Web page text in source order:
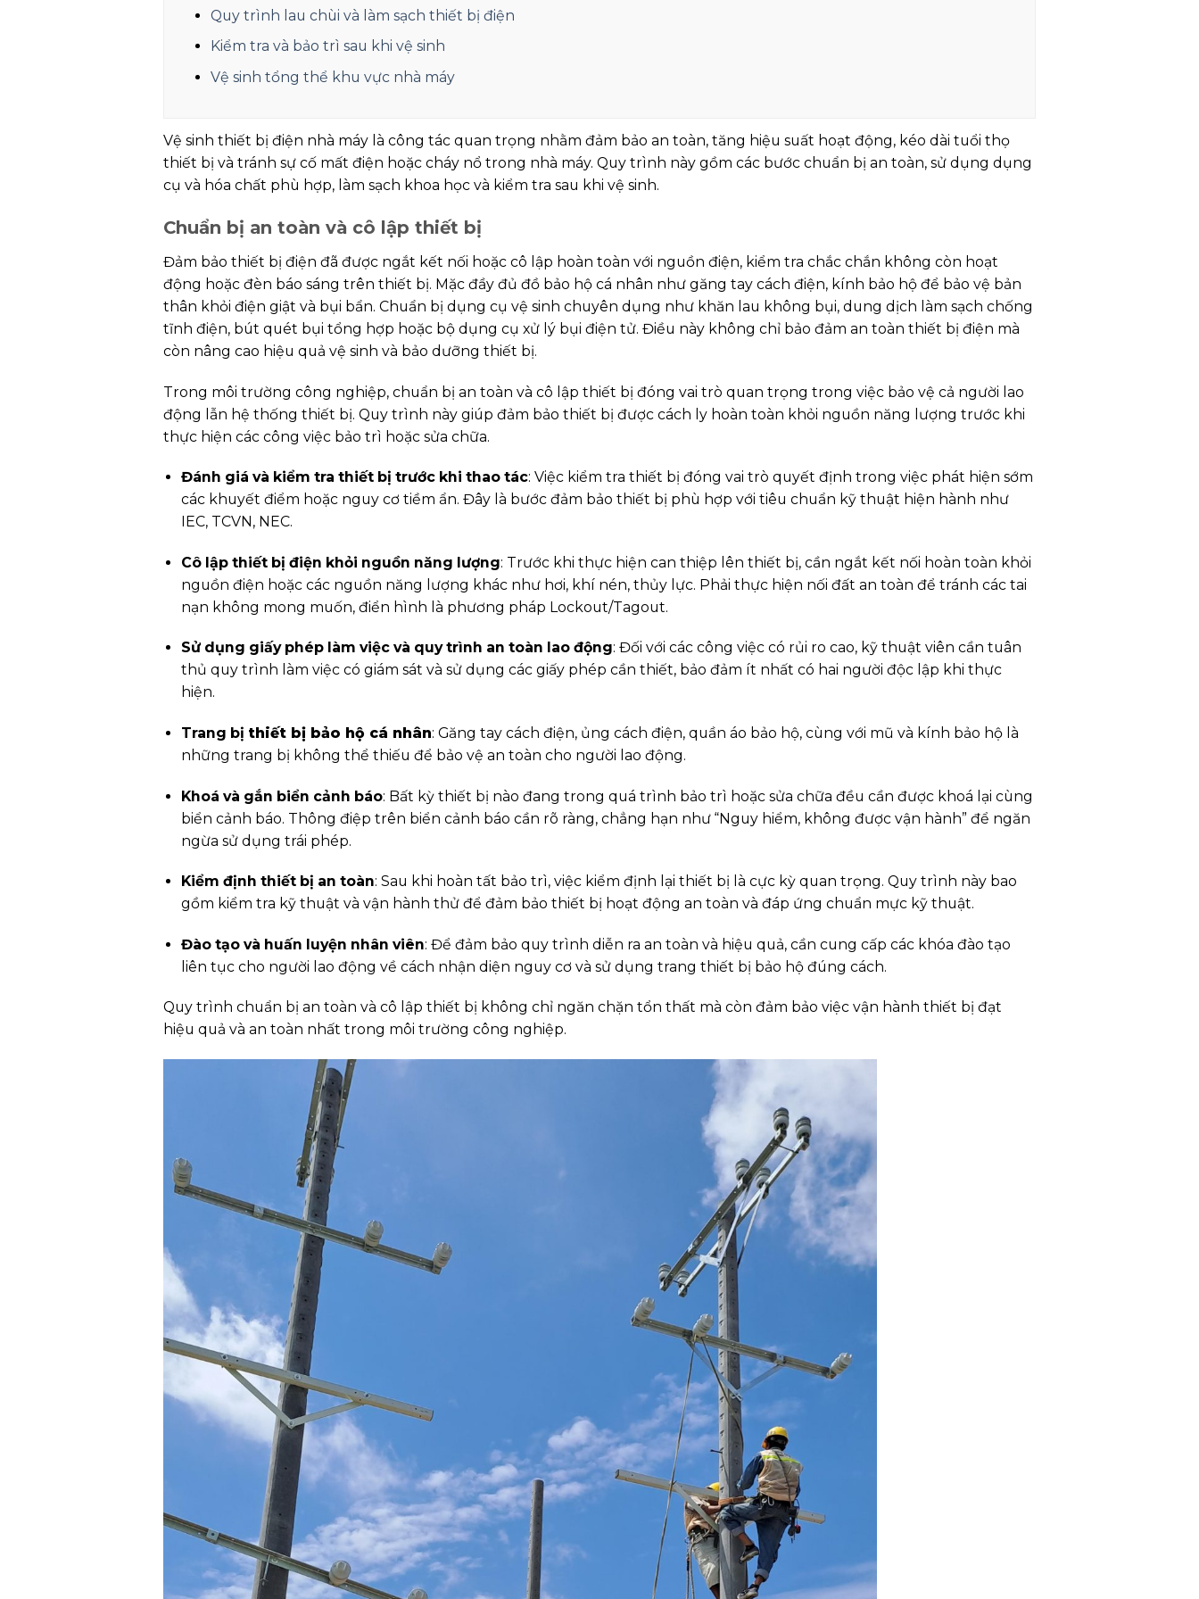
Quy trình lau chùi và làm sạch thiết bị điện
Kiểm tra và bảo trì sau khi vệ sinh
Vệ sinh tổng thể khu vực nhà máy
Vệ sinh thiết bị điện nhà máy là công tác quan trọng nhằm đảm bảo an toàn, tăng hiệu suất hoạt động, kéo dài tuổi thọ
thiết bị và tránh sự cố mất điện hoặc cháy nổ trong nhà máy. Quy trình này gồm các bước chuẩn bị an toàn, sử dụng dụng
cụ và hóa chất phù hợp, làm sạch khoa học và kiểm tra sau khi vệ sinh.
Chuẩn bị an toàn và cô lập thiết bị
Đảm bảo thiết bị điện đã được ngắt kết nối hoặc cô lập hoàn toàn với nguồn điện, kiểm tra chắc chắn không còn hoạt
động hoặc đèn báo sáng trên thiết bị. Mặc đầy đủ đồ bảo hộ cá nhân như găng tay cách điện, kính bảo hộ để bảo vệ bản
thân khỏi điện giật và bụi bẩn. Chuẩn bị dụng cụ vệ sinh chuyên dụng như khăn lau không bụi, dung dịch làm sạch chống
tĩnh điện, bút quét bụi tổng hợp hoặc bộ dụng cụ xử lý bụi điện tử. Điều này không chỉ bảo đảm an toàn thiết bị điện mà
còn nâng cao hiệu quả vệ sinh và bảo dưỡng thiết bị.
Trong môi trường công nghiệp, chuẩn bị an toàn và cô lập thiết bị đóng vai trò quan trọng trong việc bảo vệ cả người lao
động lẫn hệ thống thiết bị. Quy trình này giúp đảm bảo thiết bị được cách ly hoàn toàn khỏi nguồn năng lượng trước khi
thực hiện các công việc bảo trì hoặc sửa chữa.
Đánh giá và kiểm tra thiết bị trước khi thao tác: Việc kiểm tra thiết bị đóng vai trò quyết định trong việc phát hiện sớm
các khuyết điểm hoặc nguy cơ tiềm ẩn. Đây là bước đảm bảo thiết bị phù hợp với tiêu chuẩn kỹ thuật hiện hành như
IEC, TCVN, NEC.
Cô lập thiết bị điện khỏi nguồn năng lượng: Trước khi thực hiện can thiệp lên thiết bị, cần ngắt kết nối hoàn toàn khỏi
nguồn điện hoặc các nguồn năng lượng khác như hơi, khí nén, thủy lực. Phải thực hiện nối đất an toàn để tránh các tai
nạn không mong muốn, điển hình là phương pháp Lockout/Tagout.
Sử dụng giấy phép làm việc và quy trình an toàn lao động: Đối với các công việc có rủi ro cao, kỹ thuật viên cần tuân
thủ quy trình làm việc có giám sát và sử dụng các giấy phép cần thiết, bảo đảm ít nhất có hai người độc lập khi thực
hiện.
Trang bị thiết bị bảo hộ cá nhân: Găng tay cách điện, ủng cách điện, quần áo bảo hộ, cùng với mũ và kính bảo hộ là
những trang bị không thể thiếu để bảo vệ an toàn cho người lao động.
Khoá và gắn biển cảnh báo: Bất kỳ thiết bị nào đang trong quá trình bảo trì hoặc sửa chữa đều cần được khoá lại cùng
biển cảnh báo. Thông điệp trên biển cảnh báo cần rõ ràng, chẳng hạn như “Nguy hiểm, không được vận hành” để ngăn
ngừa sử dụng trái phép.
Kiểm định thiết bị an toàn: Sau khi hoàn tất bảo trì, việc kiểm định lại thiết bị là cực kỳ quan trọng. Quy trình này bao
gồm kiểm tra kỹ thuật và vận hành thử để đảm bảo thiết bị hoạt động an toàn và đáp ứng chuẩn mực kỹ thuật.
Đào tạo và huấn luyện nhân viên: Để đảm bảo quy trình diễn ra an toàn và hiệu quả, cần cung cấp các khóa đào tạo
liên tục cho người lao động về cách nhận diện nguy cơ và sử dụng trang thiết bị bảo hộ đúng cách.
Quy trình chuẩn bị an toàn và cô lập thiết bị không chỉ ngăn chặn tổn thất mà còn đảm bảo việc vận hành thiết bị đạt
hiệu quả và an toàn nhất trong môi trường công nghiệp.